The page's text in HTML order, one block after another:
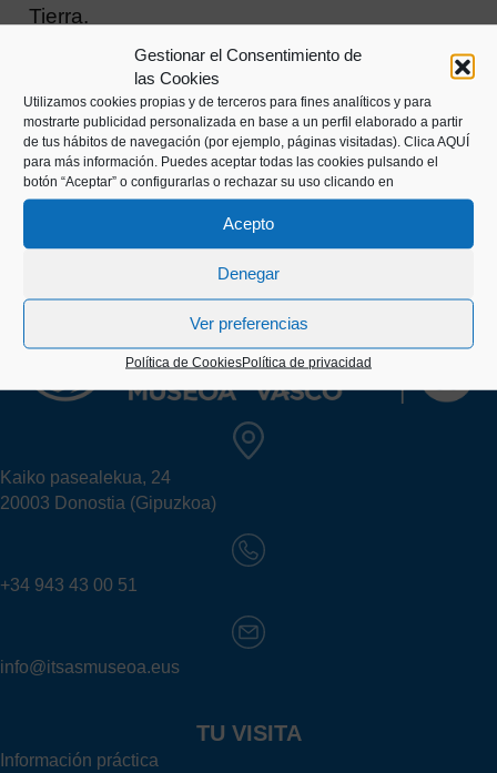
Gestionar el Consentimiento de
las Cookies
Utilizamos cookies propias y de terceros para fines analíticos y para
mostrarte publicidad personalizada en base a un perfil elaborado a partir
de tus hábitos de navegación (por ejemplo, páginas visitadas). Clica AQUÍ
para más información. Puedes aceptar todas las cookies pulsando el
botón “Aceptar” o configurarlas o rechazar su uso clicando en
Acepto
Denegar
Ver preferencias
Política de CookiesPolítica de privacidad
Tierra.
Kaiko pasealekua, 24
20003 Donostia (Gipuzkoa)
+34 943 43 00 51
info@itsasmuseoa.eus
TU VISITA
Información práctica